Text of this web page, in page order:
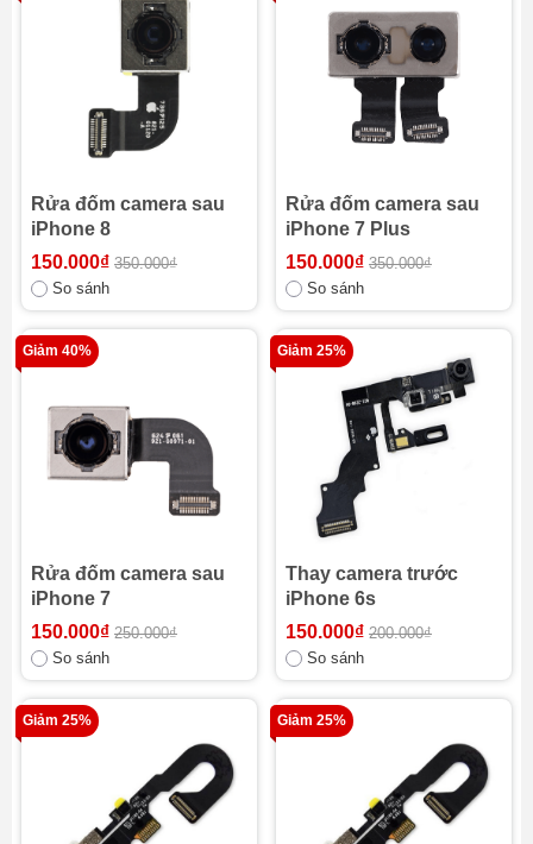
Rửa đốm camera sau
iPhone 8
150.000₫ 350.000₫
So sánh
Rửa đốm camera sau
iPhone 7 Plus
150.000₫ 350.000₫
So sánh
Giảm 40%
Rửa đốm camera sau
iPhone 7
150.000₫ 250.000₫
So sánh
Giảm 25%
Thay camera trước
iPhone 6s
150.000₫ 200.000₫
So sánh
Giảm 25% Giảm 25%